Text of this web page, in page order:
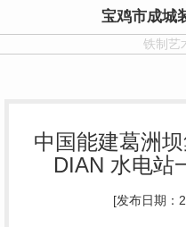
宝鸡市成城
铁制艺
中国能建葛洲
DIAN 水电站
[发布日期：